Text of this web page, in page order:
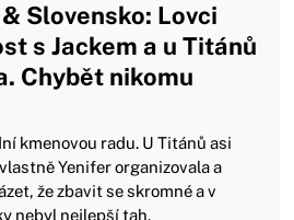
Slovensko: Lovci
s Jackem a u Titánů
Chybět nikomu
kmenovou radu. U Titánů asi
Yenifer organizovala a
že zbavit se skromné a v
nebyl nejlepší tah.